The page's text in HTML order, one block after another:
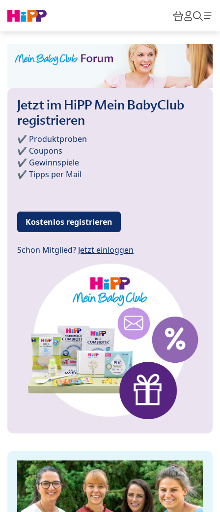
HiPP
Jetzt im HiPP Mein BabyClub
registrieren
✔️ Produktproben
✔️ Coupons
✔️ Gewinnspiele
✔️ Tipps per Mail
Kostenlos registrieren
Schon Mitglied? Jetzt einloggen